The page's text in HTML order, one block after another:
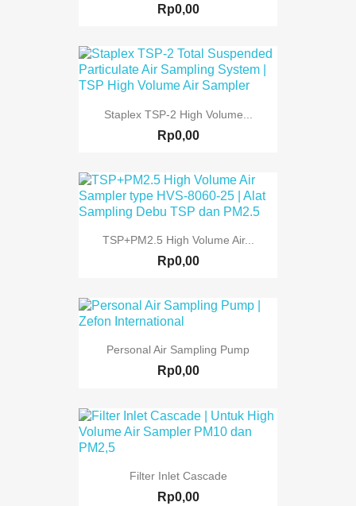
Rp0,00
Staplex TSP-2 High Volume...
Rp0,00
TSP+PM2.5 High Volume Air...
Rp0,00
Personal Air Sampling Pump
Rp0,00
Filter Inlet Cascade
Rp0,00